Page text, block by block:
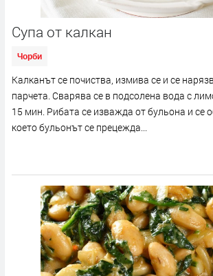
Супа от калкан
Чорби
Калканът се почиства, измива се и се
парчета. Сварява се в подсолена вода с
15 мин. Рибата се изважда от бульона и се
което бульонът се прецежда...